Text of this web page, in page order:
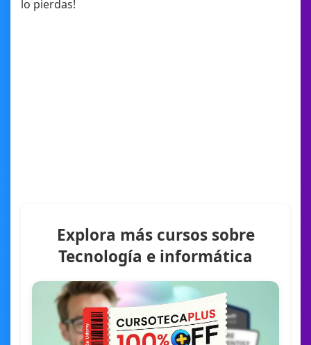
lo pierdas!
Explora más cursos sobre
Tecnología e informática